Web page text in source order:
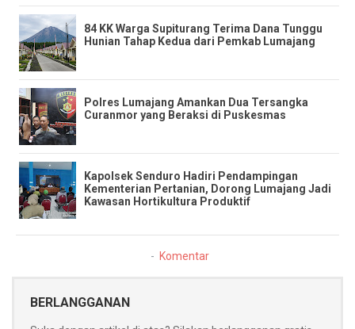
84 KK Warga Supiturang Terima Dana Tunggu
Hunian Tahap Kedua dari Pemkab Lumajang
Polres Lumajang Amankan Dua Tersangka
Curanmor yang Beraksi di Puskesmas
Kapolsek Senduro Hadiri Pendampingan
Kementerian Pertanian, Dorong Lumajang Jadi
Kawasan Hortikultura Produktif
Komentar
BERLANGGANAN